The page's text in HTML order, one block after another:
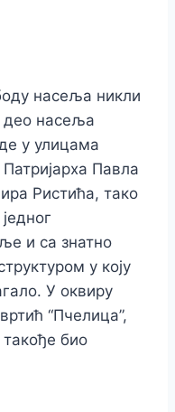
насеља никли
део насеља
у улицама
Павла
Ристића, тако
и са знатно
у коју
У оквиру
“Пчелица”,
био